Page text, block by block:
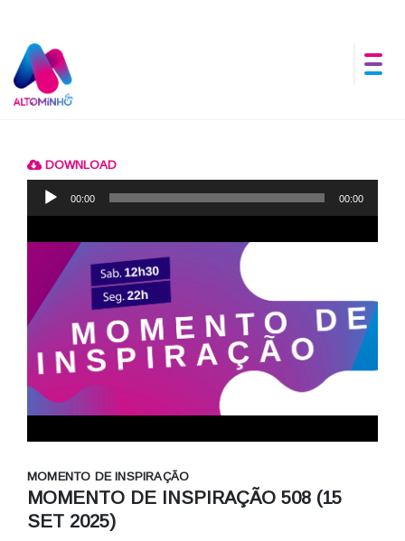
DOWNLOADReprodutor
00:00 00:00
MOMENTO DE INSPIRAÇÃO
MOMENTO DE INSPIRAÇÃO 508 (15
SET 2025)